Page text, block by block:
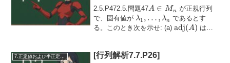
2.5.P472.5.問題47A
\in
M_n
A ∈ Mn が正規行列
で、固有値が\lambda_1,
\ldots,
λ1 , … , λn であるとす
る。このとき次を示せ: (a)\mathrm{adj}
adj(A) は正
7.正定値および半正定値行列 [行列解析7.7.P26]